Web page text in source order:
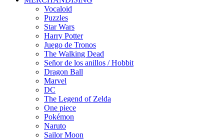
Vocaloid
Puzzles
Star Wars
Harry Potter
Juego de Tronos
The Walking Dead
Señor de los anillos / Hobbit
Dragon Ball
Marvel
DC
The Legend of Zelda
One piece
Pokémon
Naruto
Sailor Moon